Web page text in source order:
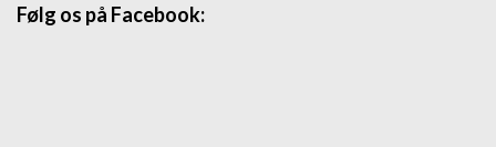
Følg os på Facebook: